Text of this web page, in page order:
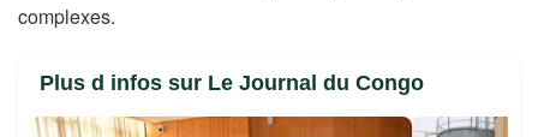
complexes.
Plus d infos sur Le Journal du Congo